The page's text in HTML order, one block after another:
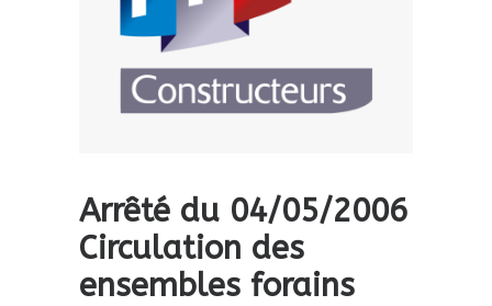
Arrêté du 04/05/2006
Circulation des
ensembles forains